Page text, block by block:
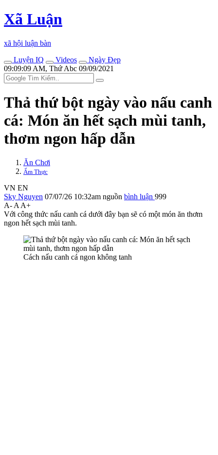
Xã Luận
xã hội luận bàn
Luyện IQ
Videos
Ngày Đẹp
09:09:09 AM, Thứ Abc 09/09/2021
Thả thứ bột ngày vào nấu canh
cá: Món ăn hết sạch mùi tanh,
thơm ngon hấp dẫn
Ăn Chơi
Ẩm Thực
VN EN
Sky Nguyen 07/07/26 10:32am nguồn bình luận 999
A- A A+
Với công thức nấu canh cá dưới đây bạn sẽ có một món ăn thơm
ngon hết sạch mùi tanh.
Cách nấu canh cá ngon không tanh